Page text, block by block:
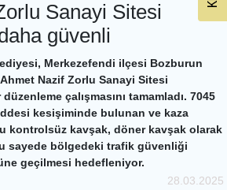
Sanayi Sitesi
güvenli
Merkezefendi ilçesi Bozburun
Nazif Zorlu Sanayi Sitesi
çalışmasını tamamladı. 7045
kesişiminde bulunan ve kaza
kontrolsüz kavşak, döner kavşak olarak
sayede bölgedeki trafik güvenliği
geçilmesi hedefleniyor.
28.03.2025